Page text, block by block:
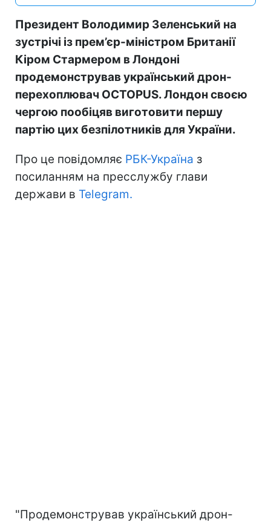
Президент Володимир Зеленський на
зустрічі із прем’єр-міністром Британії
Кіром Стармером в Лондоні
продемонстрував український дрон-
перехоплювач OCTOPUS. Лондон своєю
чергою пообіцяв виготовити першу
партію цих безпілотників для України.
Про це повідомляє РБК-Україна з
посиланням на пресслужбу глави
держави в Telegram.
"Продемонстрував український дрон-